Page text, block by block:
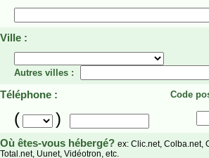
Ville :
Autres villes :
Téléphone : Code
( )
Où êtes-vous hébergé? ex: Clic.net, Colba.net,
Total.net, Uunet, Vidéotron, etc.